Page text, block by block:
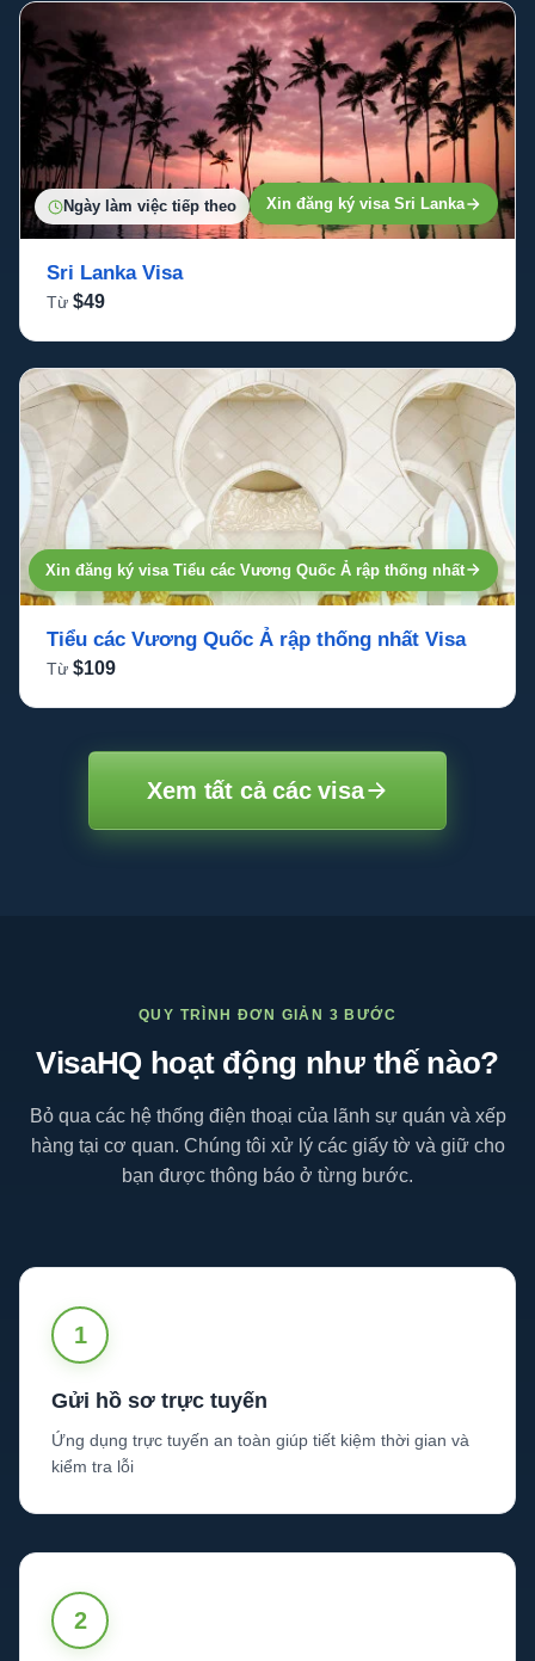
Ngày làm việc tiếp theo Xin đăng ký visa Sri Lanka
Sri Lanka Visa
Từ $49
7 ngày làm việc
Xin đăng ký visa Tiểu các Vương Quốc Ả rập thống nhất
Tiểu các Vương Quốc Ả rập thống nhất Visa
Từ $109
Xem tất cả các visa
QUY TRÌNH ĐƠN GIẢN 3 BƯỚC
VisaHQ hoạt động như thế nào?
Bỏ qua các hệ thống điện thoại của lãnh sự quán và xếp
hàng tại cơ quan. Chúng tôi xử lý các giấy tờ và giữ cho
bạn được thông báo ở từng bước.
1
Gửi hồ sơ trực tuyến
Ứng dụng trực tuyến an toàn giúp tiết kiệm thời gian và
kiểm tra lỗi
2